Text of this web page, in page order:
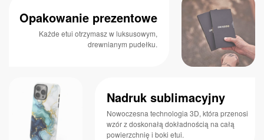
Opakowanie prezentowe
Każde etui otrzymasz w luksusowym,
drewnianym pudełku.
Nadruk sublimacyjny
Nowoczesna technologia 3D, która przenosi
wzór z doskonałą dokładnością na całą
powierzchnię i boki etui.